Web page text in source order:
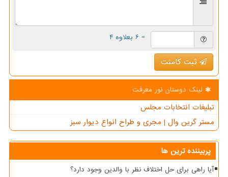
= ۶ بعلاوه ۴
ثبت کامنت
لینک دوستان نور معرفت
تبلیغات انتخابات مجلس
مستر گرین وال | مجری و طراح انواع دیوار سبز
پربیننده ترین ها
آیا راهی برای حل اختلاف نظر با والدین وجود دارد؟